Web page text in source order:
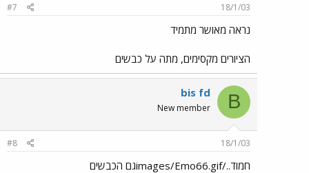
18/1/03
#7
נראה מאושר מתמיד
הציורים מקסימים, מתה על כבשים
B
bis fd
New member
18/1/03
#8
חמוד../images/Emo66.gifגם הכבשים